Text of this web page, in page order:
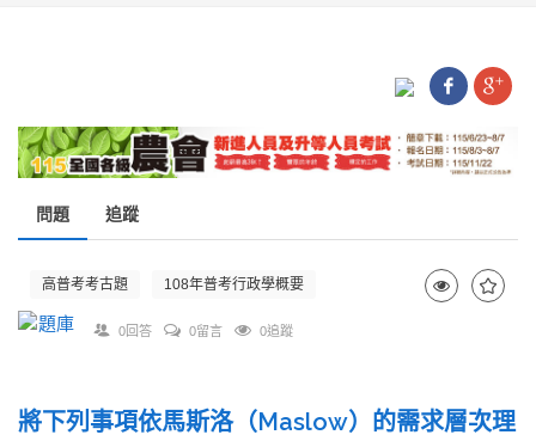
問題 追蹤
高普考考古題 108年普考行政學概要
0回答 0留言 0追蹤
將下列事項依馬斯洛（Maslow）的需求層次理